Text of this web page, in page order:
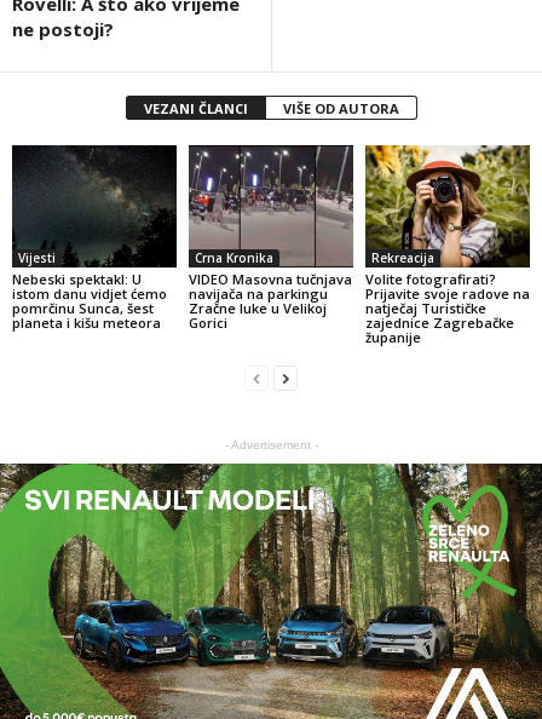
ne postoji?
VEZANI ČLANCI VIŠE OD AUTORA
Vijesti
Nebeski spektakl: U
istom danu vidjet ćemo
pomrčinu Sunca, šest
planeta i kišu meteora
Crna Kronika
VIDEO Masovna tučnjava
navijača na parkingu
Zračne luke u Velikoj
Gorici
Rekreacija
Volite fotografirati?
Prijavite svoje radove na
natječaj Turističke
zajednice Zagrebačke
županije
- Advertisement -